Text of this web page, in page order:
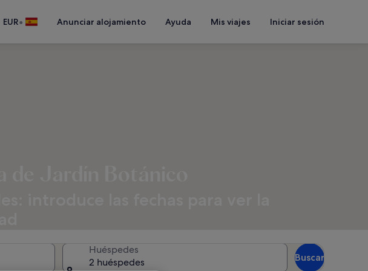
EUR• Anunciar alojamiento Ayuda Mis viajes Iniciar sesión
Huéspedes
2 huéspedes
Buscar